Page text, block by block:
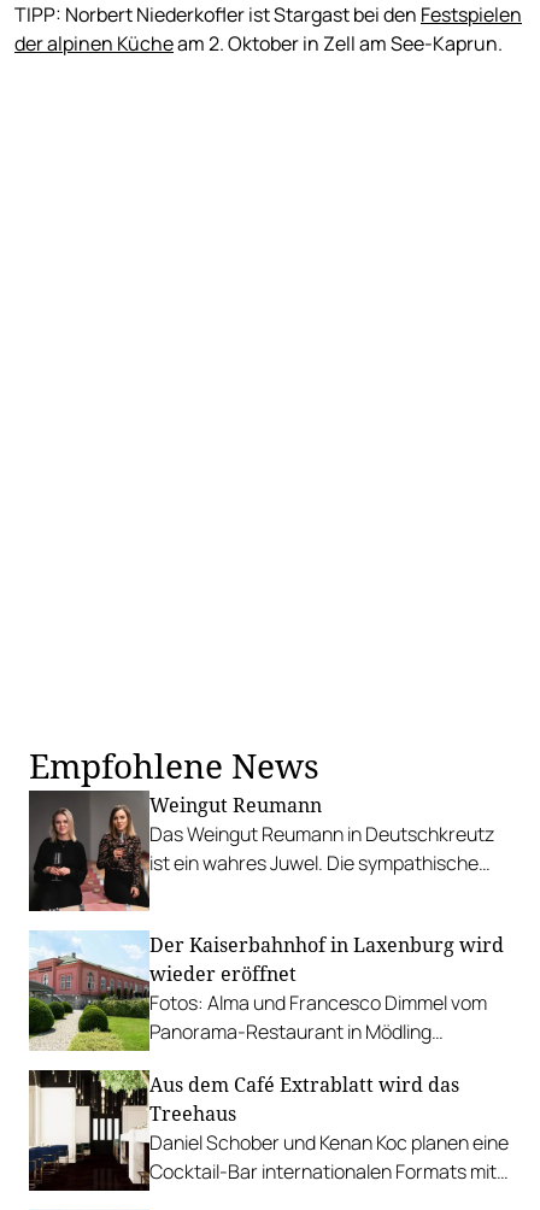
TIPP: Norbert Niederkofler ist Stargast bei den Festspielen
der alpinen Kücheam 2. Oktober in Zell am See-Kaprun.
Empfohlene News
Weingut Reumann
Das Weingut Reumann in Deutschkreutz
ist ein wahres Juwel. Die sympathische
Der Kaiserbahnhof in Laxenburg wird
wieder eröffnet
Fotos: Alma und Francesco Dimmel vom
Panorama-Restaurant in Mödling
südlich von Wien.
Aus dem Café Extrablatt wird das
Treehaus
Daniel Schober und Kenan Koc planen eine
Cocktail-Bar internationalen Formats mit